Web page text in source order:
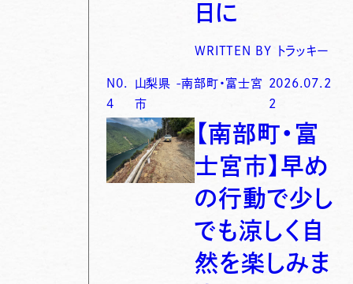
日に
WRITTEN BY トラッキー
N0.
4
山梨県 -南部町・富士宮
市
2026.07.2
2
【南部町・富
士宮市】早め
の行動で少し
でも涼しく自
然を楽しみま